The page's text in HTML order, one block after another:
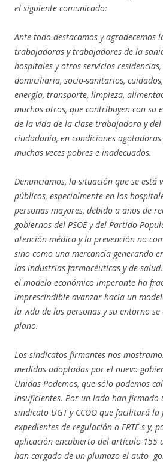
el siguiente comunicado:
Ante todo destacamos y agradecemos
trabajadoras y trabajadores de la
hospitales y otros servicios
domiciliaria, socio-sanitarios,
energía, transporte, limpieza,
muchos otros, que contribuyen con su
de la vida de la clase trabajadora y
ciudadanía, en condiciones
muchas veces pobres e inadecuados.
Denunciamos, la situación que se está
públicos, especialmente en los
personas mayores, debido a años de
gobiernos del PSOE y del Partido
atención médica y la prevención no
sino como una mercancía generando
las industrias farmacéuticas y de
el modelo económico imperante ha
imprescindible avanzar hacia un
la vida de las personas y su entorno
plano.
Los sindicatos firmantes nos
medidas adoptadas por el nuevo
Unidas Podemos, que sólo podemos
insuficientes. Por un lado han firmado
sindicato UGT y CCOO que facilitará
expedientes de regulación o ERTE-s y,
aplicación encubierto del artículo 155
han cargado de un plumazo el auto-